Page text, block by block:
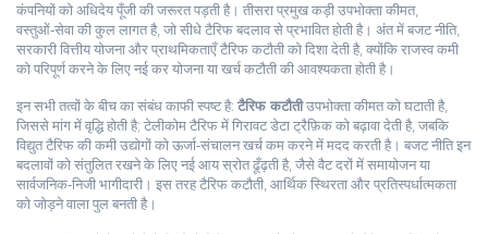
कंपनियों को अधिदेय पूँजी की जरूरत पड़ती है। तीसरा प्रमुख कड़ीउपभोक्ता कीमत,
वस्तुओं‑सेवा की कुल लागतहै, जो सीधे टैरिफ बदलाव से प्रभावित होती है। अंत मेंबजट नीति,
सरकारी वित्तीय योजना और प्राथमिकताएँटैरिफ कटौती को दिशा देती है, क्योंकि राजस्व कमी
को परिपूर्ण करने के लिए नई कर योजना या खर्च कटौती की आवश्यकता होती है।
इन सभी तत्वों के बीच का संबंध काफी स्पष्ट है: टैरिफ कटौतीउपभोक्ता कीमत को घटाती है,
जिससे मांग में वृद्धि होती है; टेलीकोम टैरिफ में गिरावट डेटा ट्रैफ़िक को बढ़ावा देती है, जबकि
विद्युत टैरिफ की कमी उद्योगों को ऊर्जा‑संचालन खर्च कम करने में मदद करती है। बजट नीति इन
बदलावों को संतुलित रखने के लिए नई आय स्रोत ढूँढ़ती है, जैसे वैट दरों में समायोजन या
सार्वजनिक‑निजी भागीदारी। इस तरह टैरिफ कटौती, आर्थिक स्थिरता और प्रतिस्पर्धात्मकता
को जोड़ने वाला पुल बनती है।